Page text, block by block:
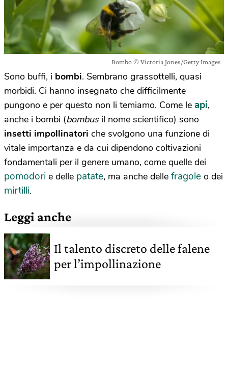
Bombo © Victoria Jones/Getty Images
Sono buffi, i bombi. Sembrano grassottelli, quasi
morbidi. Ci hanno insegnato che difficilmente
pungono e per questo non li temiamo. Come le api,
anche i bombi (bombusil nome scientifico) sono
insetti impollinatori che svolgono una funzione di
vitale importanza e da cui dipendono coltivazioni
fondamentali per il genere umano, come quelle dei
pomodori e delle patate, ma anche delle fragole o dei
mirtilli.
Leggi anche
Il talento discreto delle falene
per l’impollinazione